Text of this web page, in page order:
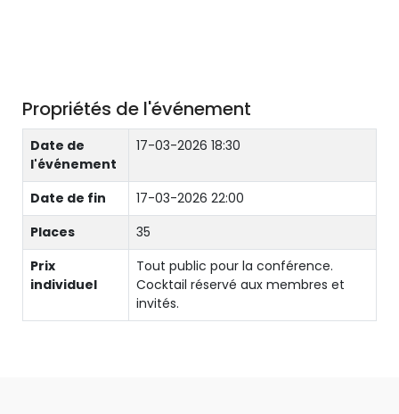
Propriétés de l'événement
Date de
l'événement
17-03-2026 18:30
Date de fin
17-03-2026 22:00
Places
35
Prix
individuel
Tout public pour la conférence.
Cocktail réservé aux membres et
invités.